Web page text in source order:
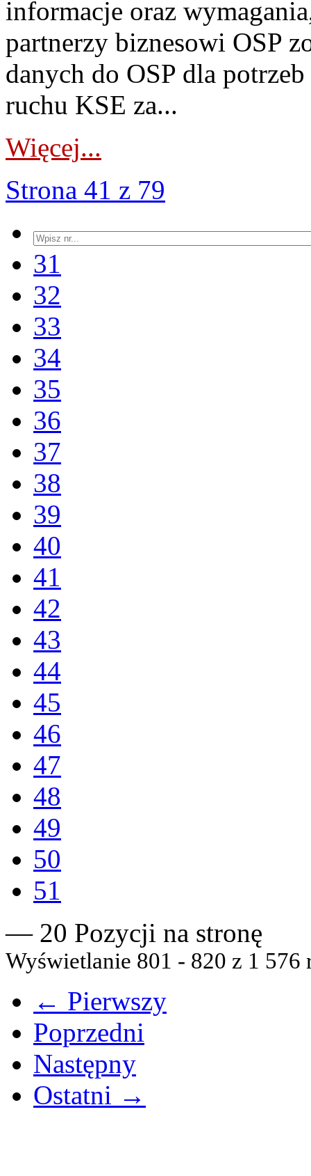
informacje oraz
partnerzy biznesowi OSP
danych do OSP dla
ruchu KSE za...
Więcej...
Strona 41 z 79
31
32
33
34
35
36
37
38
39
40
41
42
43
44
45
46
47
48
49
50
51
— 20 Pozycji na stronę
Wyświetlanie 801 - 820 z 1 576
← Pierwszy
Poprzedni
Następny
Ostatni →